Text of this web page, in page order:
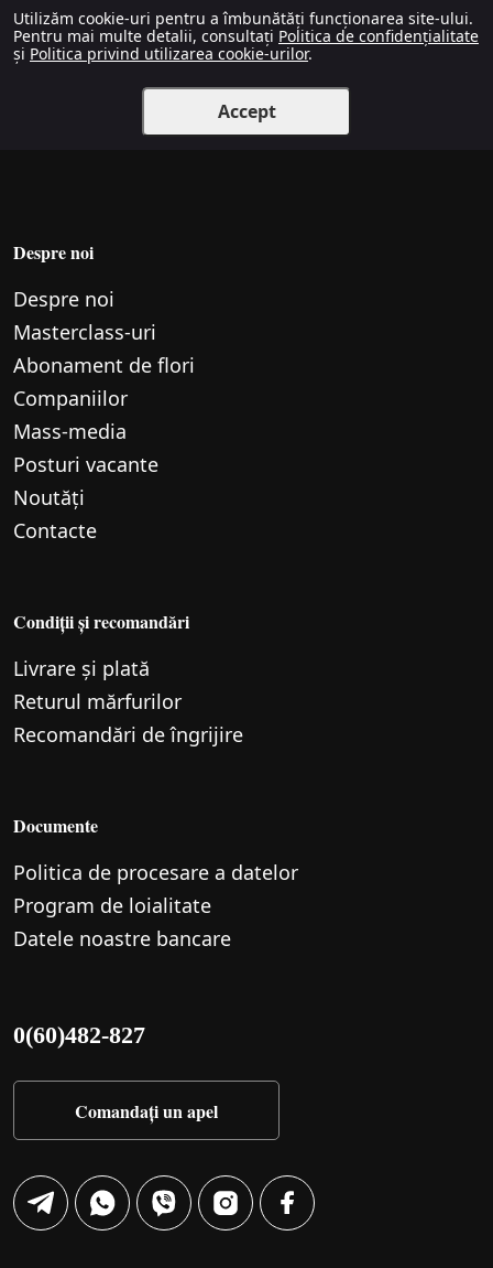
Utilizăm cookie-uri pentru a îmbunătăți funcționarea site-ului.
Pentru mai multe detalii, consultați Politica de confidențialitate
și Politica privind utilizarea cookie-urilor.
Accept
Despre noi
Despre noi
Маsterclass-uri
Abonament de flori
Companiilor
Mass-media
Posturi vacante
Noutăți
Contacte
Condiții și recomandări
Livrare și plată
Returul mărfurilor
Recomandări de îngrijire
Documente
Politica de procesare a datelor
Program de loialitate
Datele noastre bancare
0(60)482-827
Comandați un apel